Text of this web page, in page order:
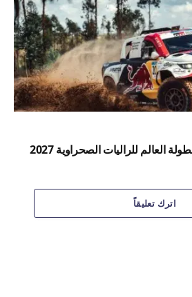
العالم للراليات الصحراوية 2027
اترك تعليقاً